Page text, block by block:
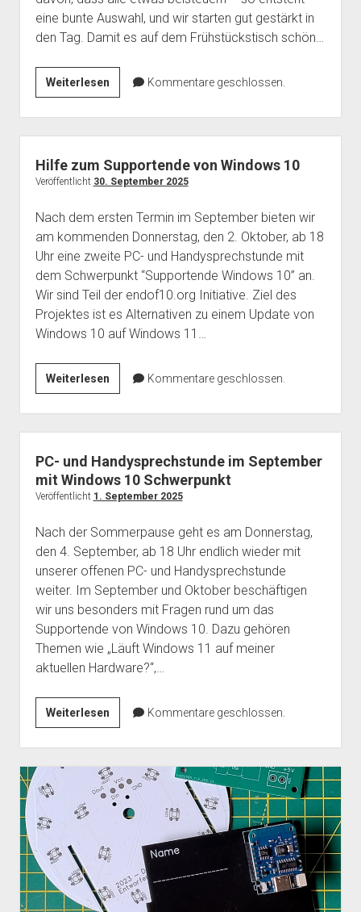
eine bunte Auswahl, und wir starten gut gestärkt in
den Tag. Damit es auf dem Frühstückstisch schön…
WeiterlesenOpenBrunch
am
5.
Oktober
Kommentare geschlossen.
Hilfe zum Supportende von Windows 10
Veröffentlicht 30. September 2025
Nach dem ersten Termin im September bieten wir
am kommenden Donnerstag, den 2. Oktober, ab 18
Uhr eine zweite PC- und Handysprechstunde mit
dem Schwerpunkt “Supportende Windows 10” an.
Wir sind Teil der endof10.org Initiative. Ziel des
Projektes ist es Alternativen zu einem Update von
Windows 10 auf Windows 11…
WeiterlesenHilfe
zum
Supportende
von
Windows
10
Kommentare geschlossen.
PC- und Handysprechstunde im September
mit Windows 10 Schwerpunkt
Veröffentlicht 1. September 2025
Nach der Sommerpause geht es am Donnerstag,
den 4. September, ab 18 Uhr endlich wieder mit
unserer offenen PC- und Handysprechstunde
weiter. Im September und Oktober beschäftigen
wir uns besonders mit Fragen rund um das
Supportende von Windows 10. Dazu gehören
Themen wie „Läuft Windows 11 auf meiner
aktuellen Hardware?“,…
WeiterlesenPC-
und
Handysprechstunde
im
September
mit
10
Schwerpunkt
Kommentare geschlossen.